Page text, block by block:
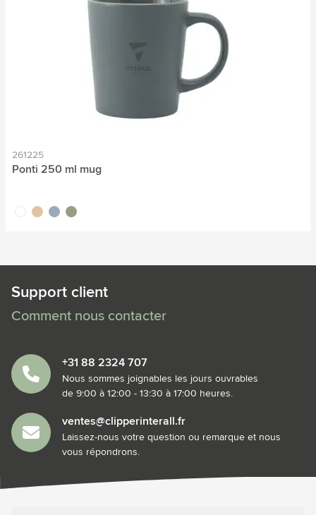
261225
Ponti 250 ml mug
blancsablegris vert
Support client
Comment nous contacter
+31 88 2324 707
Nous sommes joignables les jours ouvrables
de 9:00 à 12:00 - 13:30 à 17:00 heures.
ventes@clipperinterall.fr
Laissez-nous votre question ou remarque et nous
vous répondrons.